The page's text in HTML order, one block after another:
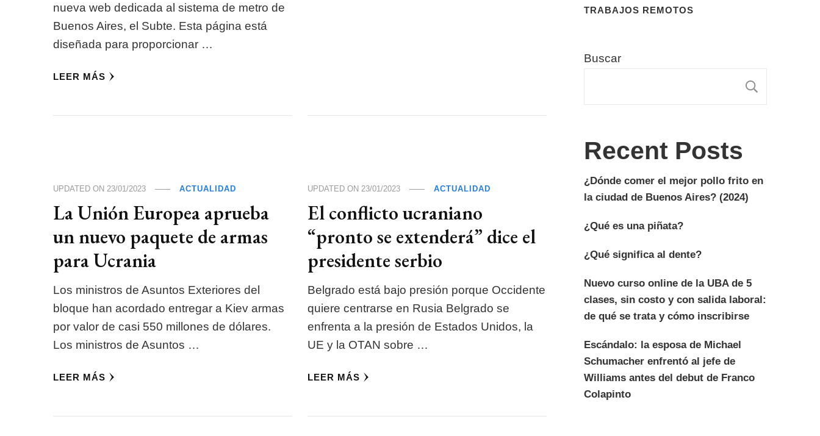
nueva web dedicada al sistema de metro de
Buenos Aires, el Subte. Esta página está
diseñada para proporcionar …
LEER MÁS
UPDATED ON23/01/2023 ACTUALIDAD
La Unión Europea aprueba
un nuevo paquete de armas
para Ucrania
Los ministros de Asuntos Exteriores del
bloque han acordado entregar a Kiev armas
por valor de casi 550 millones de dólares.
Los ministros de Asuntos …
LEER MÁS
UPDATED ON 23/01/2023 ACTUALIDAD
El conflicto ucraniano
“pronto se extenderá” dice el
presidente serbio
Belgrado está bajo presión porque Occidente
quiere centrarse en Rusia Belgrado se
enfrenta a la presión de Estados Unidos, la
UE y la OTAN sobre …
LEER MÁS
TRABAJOS REMOTOS
Buscar
Recent Posts
¿Dónde comer el mejor pollo frito en
la ciudad de Buenos Aires? (2024)
¿Qué es una piñata?
¿Qué significa al dente?
Nuevo curso online de la UBA de 5
clases, sin costo y con salida laboral:
de qué se trata y cómo inscribirse
Escándalo: la esposa de Michael
Schumacher enfrentó al jefe de
Williams antes del debut de Franco
Colapinto